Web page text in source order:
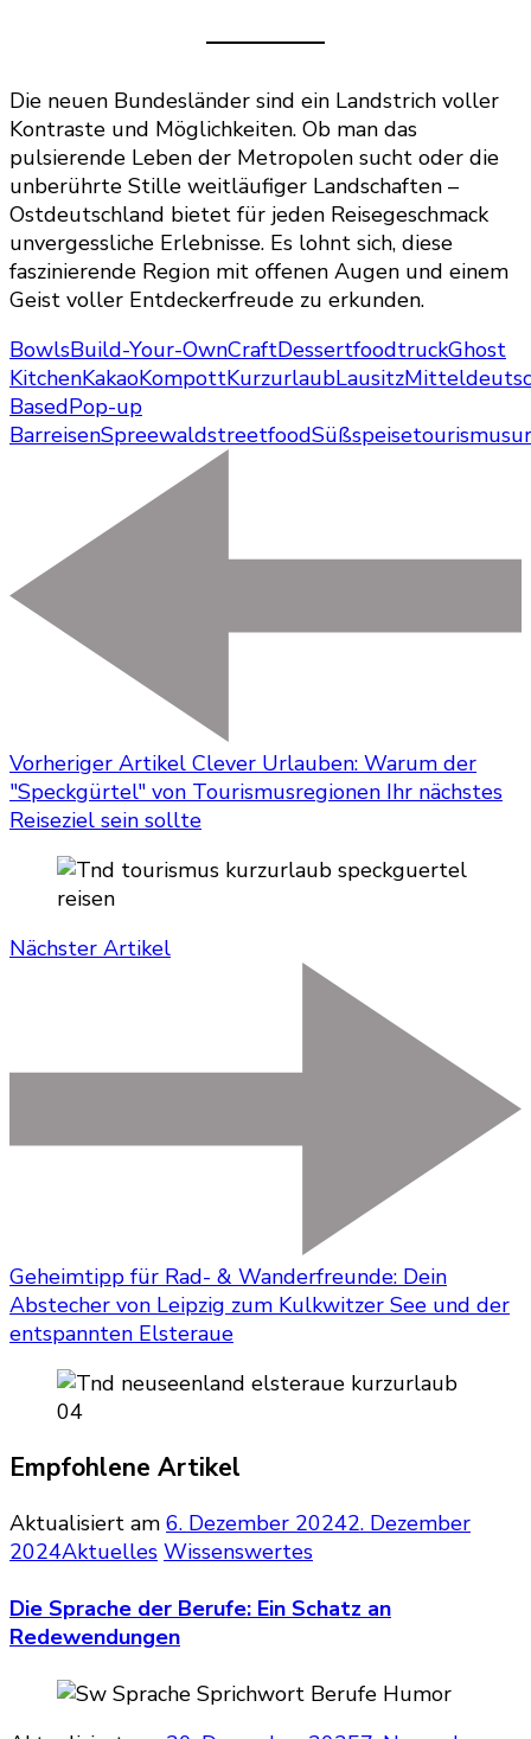
Die neuen Bundesländer sind ein Landstrich voller
Kontraste und Möglichkeiten. Ob man das
pulsierende Leben der Metropolen sucht oder die
unberührte Stille weitläufiger Landschaften –
Ostdeutschland bietet für jeden Reisegeschmack
unvergessliche Erlebnisse. Es lohnt sich, diese
faszinierende Region mit offenen Augen und einem
Geist voller Entdeckerfreude zu erkunden.
BowlsBuild-Your-OwnCraftDessertfoodtruckGhost
KitchenKakaoKompottKurzurlaubLausitz
BasedPop-up
BarreisenSpreewaldstreetfoodSüßspeisetourismus
Vorheriger Artikel Clever Urlauben: Warum der
"Speckgürtel" von Tourismusregionen Ihr nächstes
Reiseziel sein sollte
Nächster Artikel
Geheimtipp für Rad- & Wanderfreunde: Dein
Abstecher von Leipzig zum Kulkwitzer See und der
entspannten Elsteraue
Empfohlene Artikel
Aktualisiert am 6. Dezember 20242. Dezember
2024Aktuelles Wissenswertes
Die Sprache der Berufe: Ein Schatz an
Redewendungen